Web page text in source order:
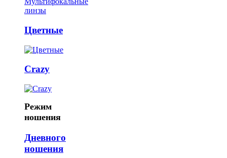
Цветные
Crazy
Режим
ношения
Дневного
ношения